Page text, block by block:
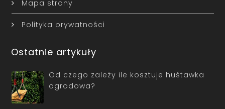
Mapa strony
Polityka prywatności
Ostatnie artykuły
Od czego zależy ile kosztuje huśtawka
ogrodowa?